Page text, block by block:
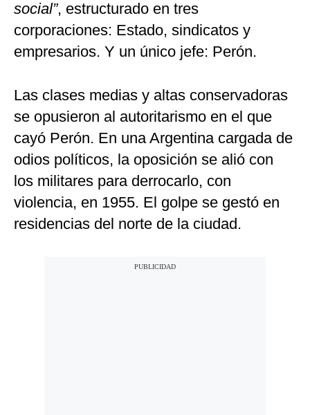
social”, estructurado en tres
corporaciones: Estado, sindicatos y
empresarios. Y un único jefe: Perón.
Las clases medias y altas conservadoras
se opusieron al autoritarismo en el que
cayó Perón. En una Argentina cargada de
odios políticos, la oposición se alió con
los militares para derrocarlo, con
violencia, en 1955. El golpe se gestó en
residencias del norte de la ciudad.